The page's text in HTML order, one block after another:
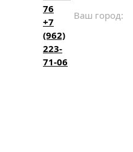
76
+7
(962)
223-
71-06
Ваш город: